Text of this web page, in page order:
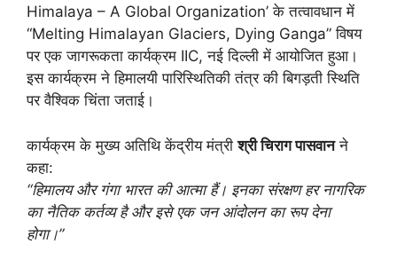
Himalaya – A Global Organization’ के तत्वावधान में
“Melting Himalayan Glaciers, Dying Ganga” विषय
पर एक जागरूकता कार्यक्रम IIC, नई दिल्ली में आयोजित हुआ।
इस कार्यक्रम ने हिमालयी पारिस्थितिकी तंत्र की बिगड़ती स्थिति
पर वैश्विक चिंता जताई।
कार्यक्रम के मुख्य अतिथि केंद्रीय मंत्रीश्री चिराग पासवानने
कहा:
“हिमालय और गंगा भारत की आत्मा हैं। इनका संरक्षण हर नागरिक
का नैतिक कर्तव्य है और इसे एक जन आंदोलन का रूप देना
होगा।”